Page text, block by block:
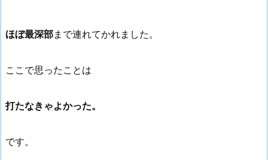
ほぼ最深部まで連れてかれました。
ここで思ったことは
打たなきゃよかった。
です。